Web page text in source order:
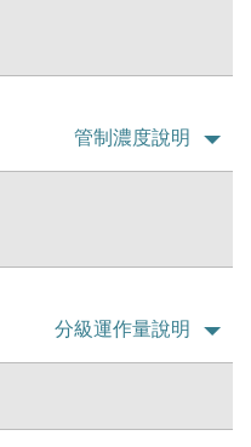
管制濃度說明
分級運作量說明